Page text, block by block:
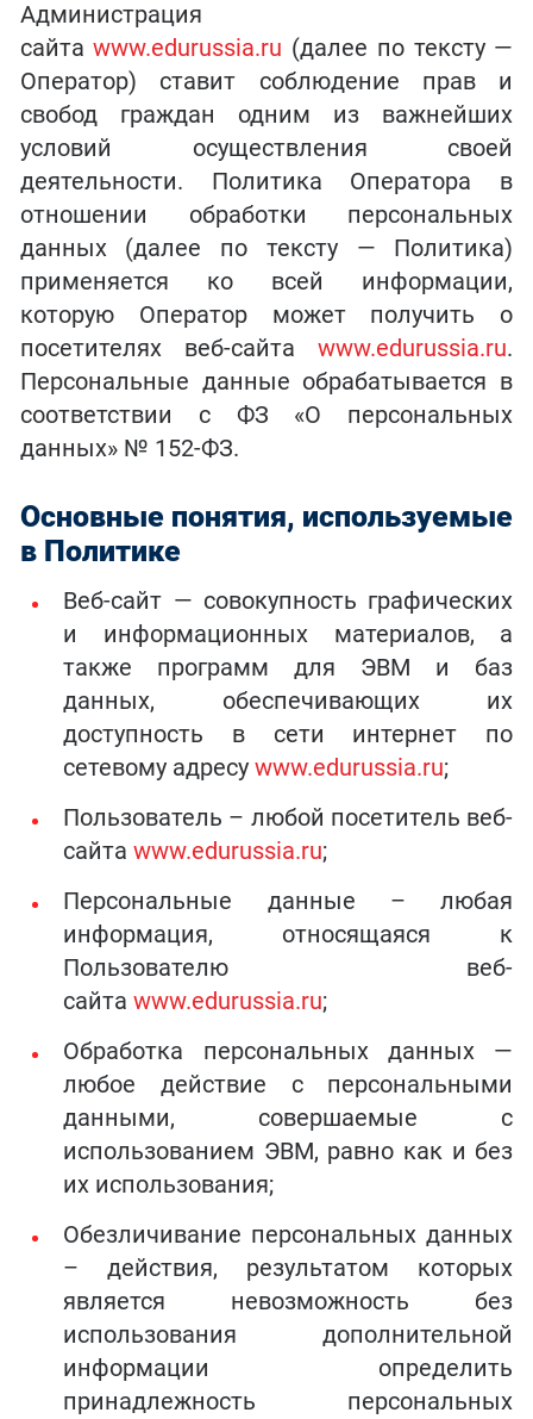
Администрация
сайтаwww.edurussia.ru (далее по тексту —
Оператор) ставит соблюдение прав и
свобод граждан одним из важнейших
условий осуществления своей
деятельности. Политика Оператора в
отношении обработки персональных
данных (далее по тексту — Политика)
применяется ко всей информации,
которую Оператор может получить о
посетителях веб-сайтаwww.edurussia.ru.
Персональные данные обрабатывается в
соответствии с ФЗ «О персональных
данных» № 152-ФЗ.
Основные понятия, используемые
в Политике
Веб-сайт — совокупность графических
и информационных материалов, а
также программ для ЭВМ и баз
данных, обеспечивающих их
доступность в сети интернет по
сетевому адресуwww.edurussia.ru;
Пользователь – любой посетитель веб-
сайтаwww.edurussia.ru;
Персональные данные – любая
информация, относящаяся к
Пользователю веб-
сайтаwww.edurussia.ru;
Обработка персональных данных —
любое действие с персональными
данными, совершаемые с
использованием ЭВМ, равно как и без
их использования;
Обезличивание персональных данных
– действия, результатом которых
является невозможность без
использования дополнительной
информации определить
принадлежность персональных